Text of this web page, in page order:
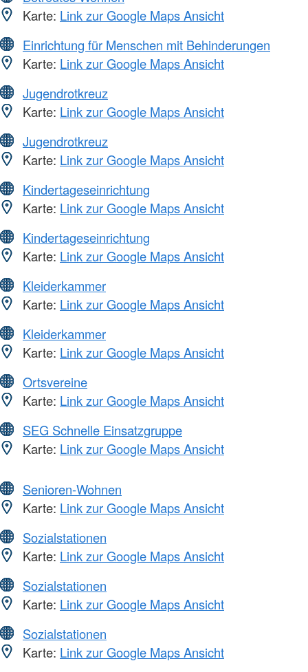
Karte: Link zur Google Maps Ansicht
Einrichtung für Menschen mit Behinderungen
Karte: Link zur Google Maps Ansicht
Jugendrotkreuz
Karte: Link zur Google Maps Ansicht
Jugendrotkreuz
Karte: Link zur Google Maps Ansicht
Kindertageseinrichtung
Karte: Link zur Google Maps Ansicht
Kindertageseinrichtung
Karte: Link zur Google Maps Ansicht
Kleiderkammer
Karte: Link zur Google Maps Ansicht
Kleiderkammer
Karte: Link zur Google Maps Ansicht
Ortsvereine
Karte: Link zur Google Maps Ansicht
SEG Schnelle Einsatzgruppe
Karte: Link zur Google Maps Ansicht
Senioren-Wohnen
Karte: Link zur Google Maps Ansicht
Sozialstationen
Karte: Link zur Google Maps Ansicht
Sozialstationen
Karte: Link zur Google Maps Ansicht
Sozialstationen
Karte: Link zur Google Maps Ansicht